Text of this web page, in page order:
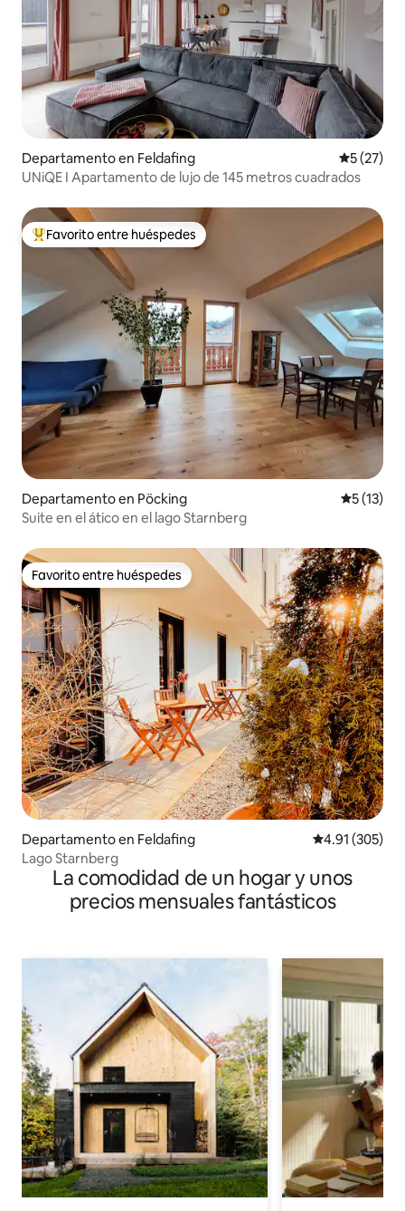
Departamento en Feldafing
5 (27)
UNiQE I Apartamento de lujo de 145 metros cuadrados
De los mejores en Favorito entre huéspedes
Favorito entre huéspedes
Departamento en Pöcking
5 (13)
Suite en el ático en el lago Starnberg
Favorito entre huéspedes
Favorito entre huéspedes
Departamento en Feldafing Calificación
4.91 (305)
Lago Starnberg
La comodidad de un hogar y unos
precios mensuales fantásticos